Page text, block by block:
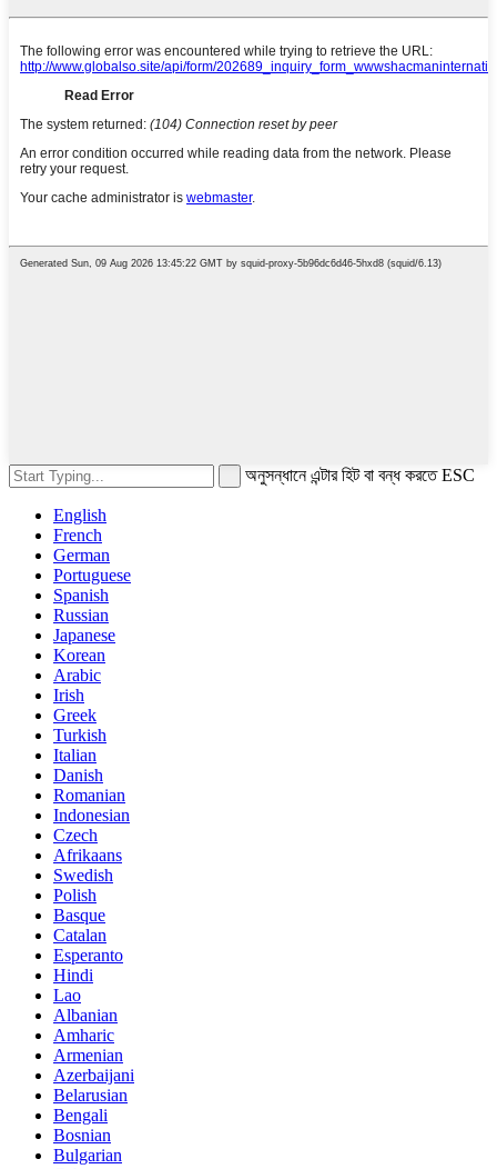
অনুসন্ধানে এন্টার হিট বা বন্ধ করতে ESC
English
French
German
Portuguese
Spanish
Russian
Japanese
Korean
Arabic
Irish
Greek
Turkish
Italian
Danish
Romanian
Indonesian
Czech
Afrikaans
Swedish
Polish
Basque
Catalan
Esperanto
Hindi
Lao
Albanian
Amharic
Armenian
Azerbaijani
Belarusian
Bengali
Bosnian
Bulgarian